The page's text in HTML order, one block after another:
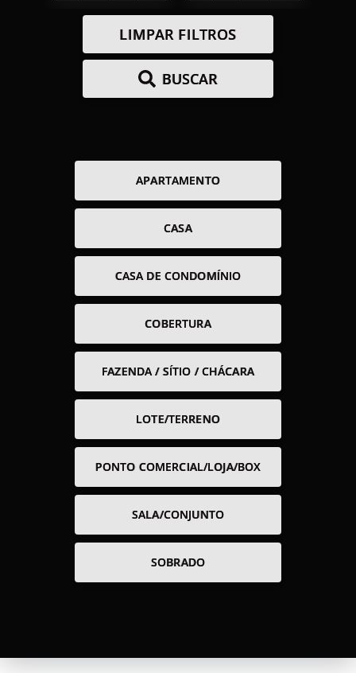
LIMPAR FILTROS
BUSCAR
APARTAMENTO
CASA
CASA DE CONDOMÍNIO
COBERTURA
FAZENDA / SÍTIO / CHÁCARA
LOTE/TERRENO
PONTO COMERCIAL/LOJA/BOX
SALA/CONJUNTO
SOBRADO